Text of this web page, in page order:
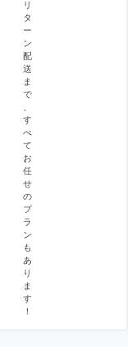
リ
タ
ー
ン
配
送
ま
で
、
す
べ
て
お
任
せ
の
プ
ラ
ン
も
あ
り
ま
す
！